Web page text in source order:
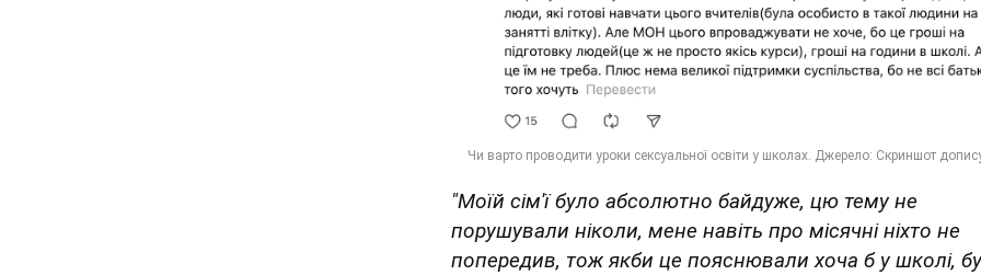
"Моїй сім'ї було абсолютно байдуже, цю тему не
порушували ніколи, мене навіть про місячні ніхто не
попередив, тож якби це пояснювали хоча б у школі,